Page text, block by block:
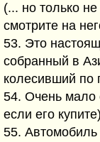
(... но только не
смотрите на
53. Это
собранный в
колесивший по
54. Очень мало
если его
55.